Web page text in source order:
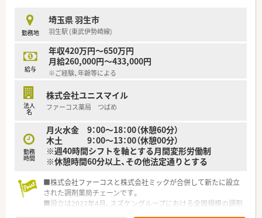
間も大切にしながら働くことが可能です。
■残業代は1分単位で支給される仕組みが整っており、働いた分
はしっかりと給与に反映される安心の制度です。
【こんな取り組みをしています】
■地域の小学校と連携した職場見学の受け入れや学校薬剤師活
動など、地域社会への貢献活動を行っています。
安心して業務に専念できる体制を作っています。
■グループ全体での連携を強化し、定期的な研修や交流を通じて
勤務地
埼玉県 羽生市
羽生駅 (東武伊勢崎線)
給与
年収420万円～650万円
月給260,000円～433,000円
※ご経験、年齢等による
法人
名
株式会社ユニスマイル
ファーコス薬局 つばめ
勤務
時間
月火水金 9：00～18：00（休憩60分）
木土 9：00～13：00（休憩00分）
※週40時間シフトを軸とする月間変形労働制
※休憩時間60分以上、その他法定通りとする
■株式会社ファーコスと株式会社ミックが合併して新たに設立
された調剤薬局チェーンです。
■設立は2022年4月、スズケングループにおける全国規模の調剤